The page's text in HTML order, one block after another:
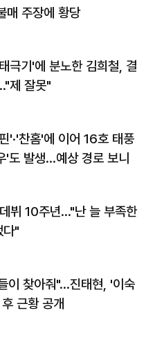
매 주장에 황당
극기'에 분노한 김희철, 결
제 잘못"
'·'찬홈'에 이어 16호 태풍
'도 발생…예상 경로 보니
뷔 10주년…"난 늘 부족한
다"
이 찾아줘"…진태현, '이숙
근황 공개